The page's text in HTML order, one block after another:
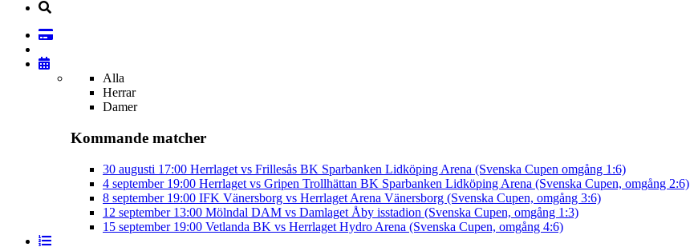
Alla
Herrar
Damer
Kommande matcher
30 augusti 17:00 Herrlaget vs Frillesås BK Sparbanken Lidköping Arena (Svenska Cupen omgång 1:6)
4 september 19:00 Herrlaget vs Gripen Trollhättan BK Sparbanken Lidköping Arena (Svenska Cupen, omgång 2:6)
8 september 19:00 IFK Vänersborg vs Herrlaget Arena Vänersborg (Svenska Cupen, omgång 3:6)
12 september 13:00 Mölndal DAM vs Damlaget Åby isstadion (Svenska Cupen, omgång 1:3)
15 september 19:00 Vetlanda BK vs Herrlaget Hydro Arena (Svenska Cupen, omgång 4:6)